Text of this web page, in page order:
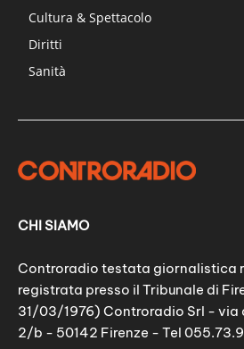
Cultura & Spettacolo
Diritti
Sanità
CHI SIAMO
Controradio testata giornalistica
registrata presso il Tribunale di
31/03/1976) Controradio Srl - via
2/b - 50142 Firenze - Tel